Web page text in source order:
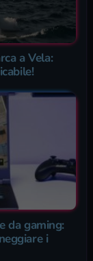
a Vela:
da gaming:
i